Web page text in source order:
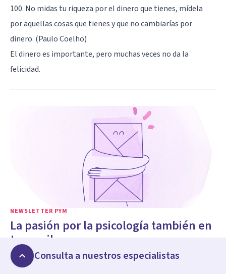
100. No midas tu riqueza por el dinero que tienes, mídela
por aquellas cosas que tienes y que no cambiarías por
dinero. (Paulo Coelho)
El dinero es importante, pero muchas veces no da la
felicidad.
NEWSLETTER PYM
La pasión por la psicología también en
tu email
Únete y recibe artículos y contenidos exclusivos
Consulta a nuestros especialistas